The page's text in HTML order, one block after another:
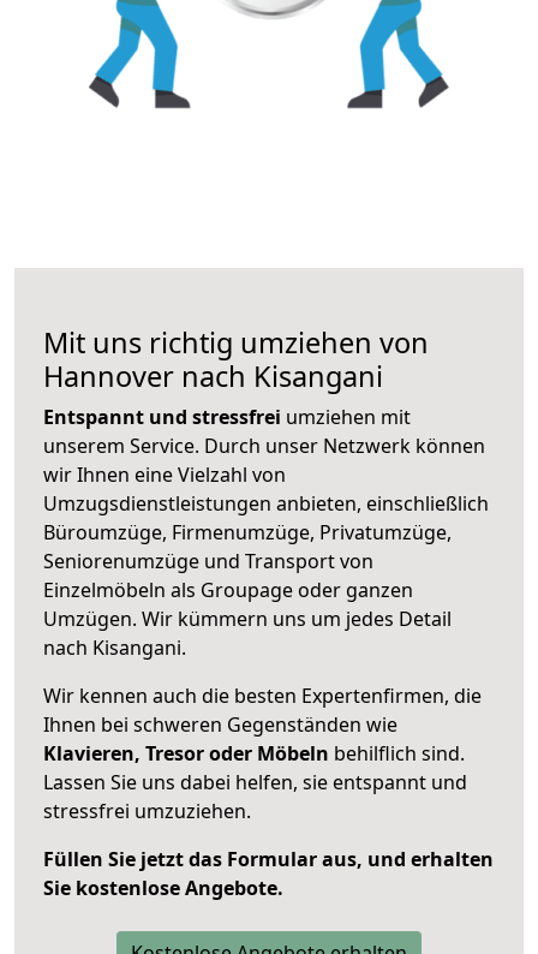
Mit uns richtig umziehen von
Hannover nach Kisangani
Entspannt und stressfrei umziehen mit
unserem Service. Durch unser Netzwerk können
wir Ihnen eine Vielzahl von
Umzugsdienstleistungen anbieten, einschließlich
Büroumzüge, Firmenumzüge, Privatumzüge,
Seniorenumzüge und Transport von
Einzelmöbeln als Groupage oder ganzen
Umzügen. Wir kümmern uns um jedes Detail
nach Kisangani.
Wir kennen auch die besten Expertenfirmen, die
Ihnen bei schweren Gegenständen wie
Klavieren, Tresor oder Möbeln behilflich sind.
Lassen Sie uns dabei helfen, sie entspannt und
stressfrei umzuziehen.
Füllen Sie jetzt das Formular aus, und erhalten
Sie kostenlose Angebote.